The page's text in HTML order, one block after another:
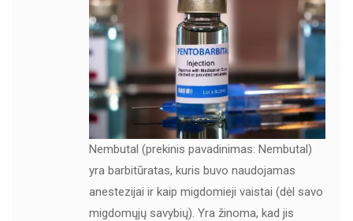
Nembutal (prekinis pavadinimas: Nembutal)
yra barbitūratas, kuris buvo naudojamas
anestezijai ir kaip migdomieji vaistai (dėl savo
migdomųjų savybių). Yra žinoma, kad jis